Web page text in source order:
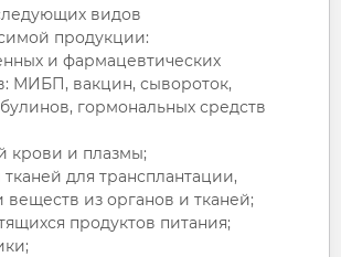
видов
продукции:
и фармацевтических
МИБП, вакцин, сывороток,
гормональных средств
крови и плазмы;
для трансплантации,
веществ из органов и тканей;
продуктов питания;